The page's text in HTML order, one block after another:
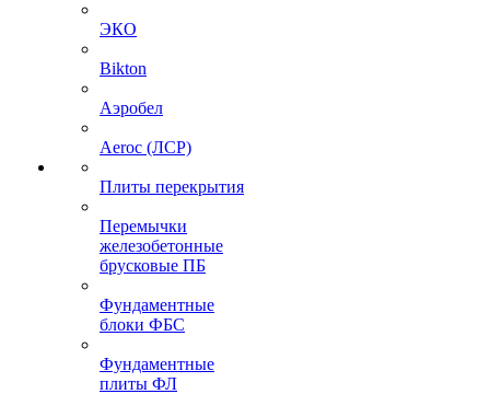
ЭКО
Bikton
Аэробел
Aeroc (ЛСР)
Плиты перекрытия
Перемычки
железобетонные
брусковые ПБ
Фундаментные
блоки ФБС
Фундаментные
плиты ФЛ